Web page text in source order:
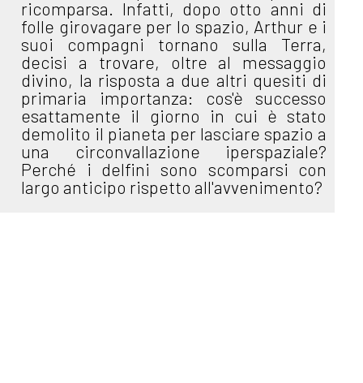
ricomparsa. Infatti, dopo otto anni di
folle girovagare per lo spazio, Arthur e i
suoi compagni tornano sulla Terra,
decisi a trovare, oltre al messaggio
divino, la risposta a due altri quesiti di
primaria importanza: cos'è successo
esattamente il giorno in cui è stato
demolito il pianeta per lasciare spazio a
una circonvallazione iperspaziale?
Perché i delfini sono scomparsi con
largo anticipo rispetto all'avvenimento?